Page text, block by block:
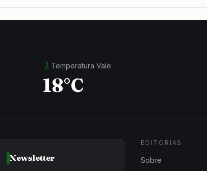
Temperatura Vale
18°C
Newsletter
EDITORIAS
Sobre